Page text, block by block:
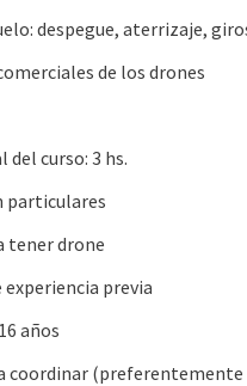
despegue, aterrizaje,
de los drones
curso: 3 hs.
particulares
tener drone
experiencia previa
años
coordinar (preferentemente